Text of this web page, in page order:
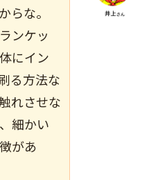
らな。
ンケッ
にイン
る方法な
れさせな
細かい
があ